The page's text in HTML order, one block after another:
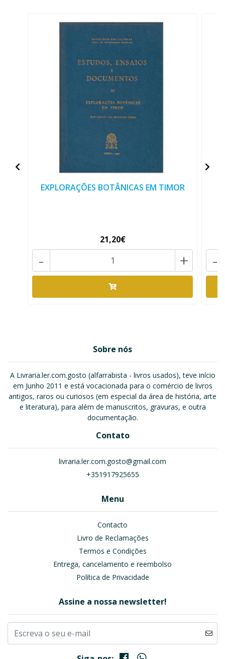
EXPLORAÇÕES BOTÂNICAS EM TIMOR
21,20€
+
- -
Sobre nós
A Livraria.ler.com.gosto (alfarrabista - livros usados), teve início
em Junho 2011 e está vocacionada para o comércio de livros
antigos, raros ou curiosos (em especial da área de história, arte
e literatura), para além de manuscritos, gravuras, e outra
documentação.
Contato
livraria.ler.com.gosto@gmail.com
+351917925655
Menu
Contacto
Livro de Reclamações
Termos e Condições
Entrega, cancelamento e reembolso
Política de Privacidade
Assine a nossa newsletter!